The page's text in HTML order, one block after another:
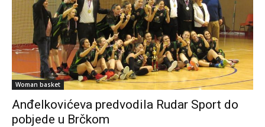
Woman basket
Anđelkovićeva predvodila Rudar Sport do
pobjede u Brčkom